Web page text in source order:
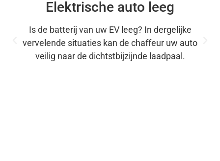
Elektrische auto leeg
Is de batterij van uw EV leeg? In dergelijke
vervelende situaties kan de chaffeur uw auto
veilig naar de dichtstbijzijnde laadpaal.